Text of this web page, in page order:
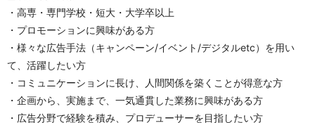
・高専・専門学校・短大・大学卒以上
・プロモーションに興味がある方
・様々な広告手法（キャンペーン/イベント/デジタルetc）を用い
て、活躍したい方
・コミュニケーションに長け、人間関係を築くことが得意な方
・企画から、実施まで、一気通貫した業務に興味がある方
・広告分野で経験を積み、プロデューサーを目指したい方